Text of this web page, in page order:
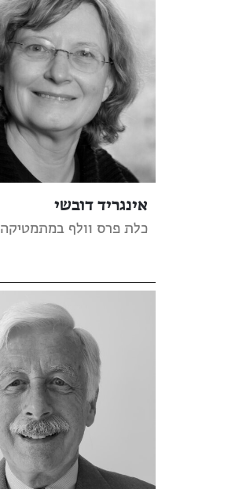
אינגריד דובשי
כלת פרס וולף במתמטיקה 2023